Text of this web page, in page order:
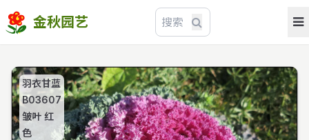
金秋园艺
羽衣甘蓝
B03607
皱叶 红
色